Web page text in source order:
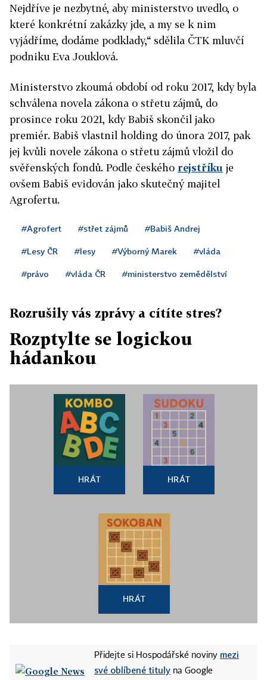
Nejdříve je nezbytné, aby ministerstvo uvedlo, o
které konkrétní zakázky jde, a my se k nim
vyjádříme, dodáme podklady,“ sdělila ČTK mluvčí
podniku Eva Jouklová.
Ministerstvo zkoumá období od roku 2017, kdy byla
schválena novela zákona o střetu zájmů, do
prosince roku 2021, kdy Babiš skončil jako
premiér. Babiš vlastnil holding do února 2017, pak
jej kvůli novele zákona o střetu zájmů vložil do
svěřenských fondů. Podle českého rejstříku je
ovšem Babiš evidován jako skutečný majitel
Agrofertu.
#Agrofert #střet zájmů #Babiš Andrej
#Lesy ČR #lesy #Výborný Marek #vláda
#právo #vláda ČR #ministerstvo zemědělství
Rozrušily vás zprávy a cítíte stres?
Rozptylte se logickou
hádankou
HRÁT HRÁT
HRÁT
Přidejte si Hospodářské noviny mezi
své oblíbené tituly na Google